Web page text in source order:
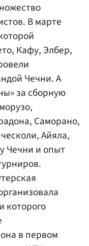
В марте
Кафу, Элбер,
Чечни. А
за сборную
Саморано,
Айяла,
Чечни и опыт
которого
в первом